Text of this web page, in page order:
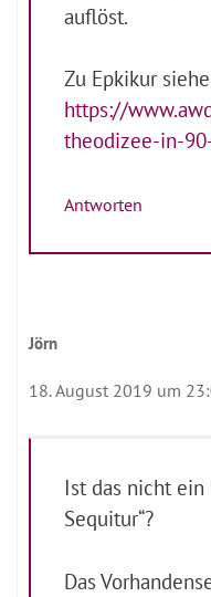
auflöst.
Zu Epkikur
https://
theodizee-in-
Antworten
Jörn
18. August 2019 um
Ist das nicht ein
Sequitur“?
Das